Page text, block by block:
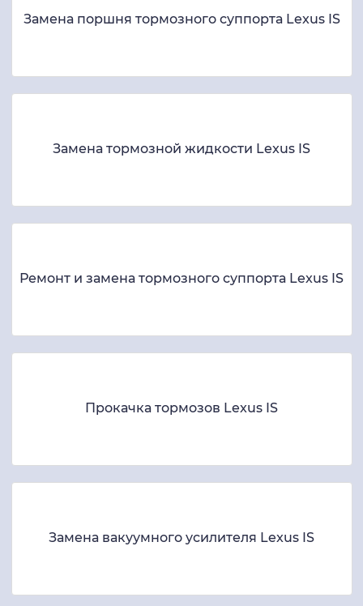
Замена поршня тормозного суппорта Lexus IS
Замена тормозной жидкости Lexus IS
Ремонт и замена тормозного суппорта Lexus IS
Прокачка тормозов Lexus IS
Замена вакуумного усилителя Lexus IS